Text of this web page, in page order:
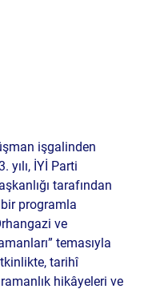
işgalinden
yılı, İYİ Parti
tarafından
programla
ve
temasıyla
tarihî
hikâyeleri ve